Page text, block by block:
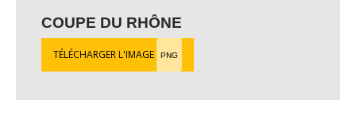
COUPE DU RHÔNE
TÉLÉCHARGER L'IMAGE PNG